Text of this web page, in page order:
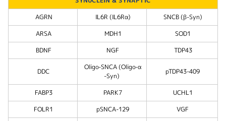
AGRN IL6R (IL6Rα) SNCB (β-Syn)
ARSA MDH1
SOD1
BDNF
NGF TDP43
DDC
Oligo-SNCA (Oligo-α
-Syn)
pTDP43-409
FABP3 PARK7 UCHL1
FOLR1 pSNCA-129 VGF